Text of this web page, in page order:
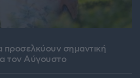
προσελκύουν σημαντική
τον Αύγουστο